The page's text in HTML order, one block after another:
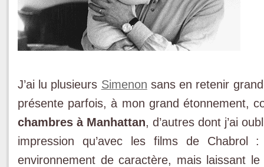
J’ai lu plusieurs Simenon sans en retenir
présente parfois, à mon grand étonnement,
chambres à Manhattan, d’autres dont j’ai
impression qu’avec les films de
environnement de caractère, mais laissant